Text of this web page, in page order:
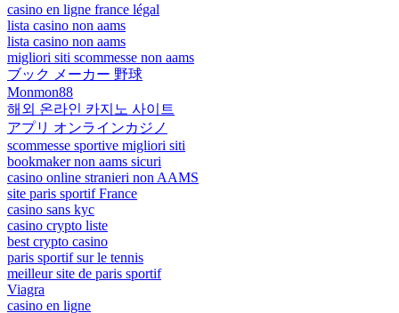
casino en ligne france légal
lista casino non aams
lista casino non aams
migliori siti scommesse non aams
ブック メーカー 野球
Monmon88
해외 온라인 카지노 사이트
アプリ オンラインカジノ
scommesse sportive migliori siti
bookmaker non aams sicuri
casino online stranieri non AAMS
site paris sportif France
casino sans kyc
casino crypto liste
best crypto casino
paris sportif sur le tennis
meilleur site de paris sportif
Viagra
casino en ligne